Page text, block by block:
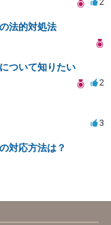
法的対処法
ついて知りたい
2
3
対応方法は？